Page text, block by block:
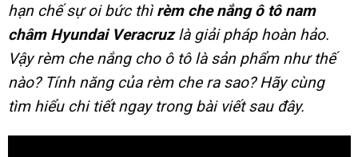
hạn chế sự oi bức thì rèm che nắng ô tô nam
châm Hyundai Veracruzlà giải pháp hoàn hảo.
Vậy rèm che nắng cho ô tô là sản phẩm như thế
nào? Tính năng của rèm che ra sao? Hãy cùng
tìm hiểu chi tiết ngay trong bài viết sau đây.